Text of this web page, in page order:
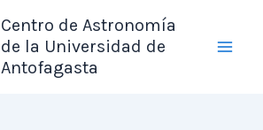
Centro de Astronomía
de la Universidad de
Antofagasta